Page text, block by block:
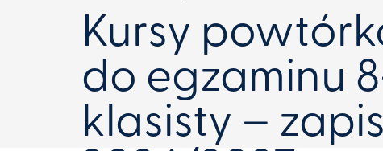
Kursy
do egzaminu
klasisty –